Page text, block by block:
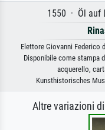
1550 · Öl auf
Elettore Giovanni Federico
Disponibile come stampa
acquerello,
Kunsthistorisches
Altre variazioni